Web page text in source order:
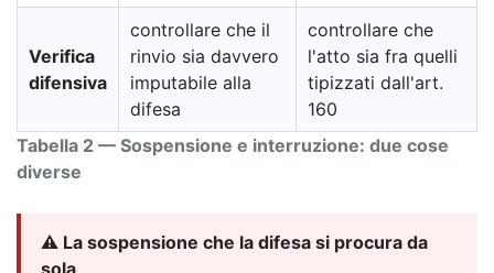
Tabella 2 — Sospensione e interruzione: due cose
diverse
Verifica
difensiva
controllare che il
rinvio sia davvero
imputabile alla
difesa
controllare che
l'atto sia fra quelli
tipizzati dall'art.
160
⚠️ La sospensione che la difesa si procura da
sola